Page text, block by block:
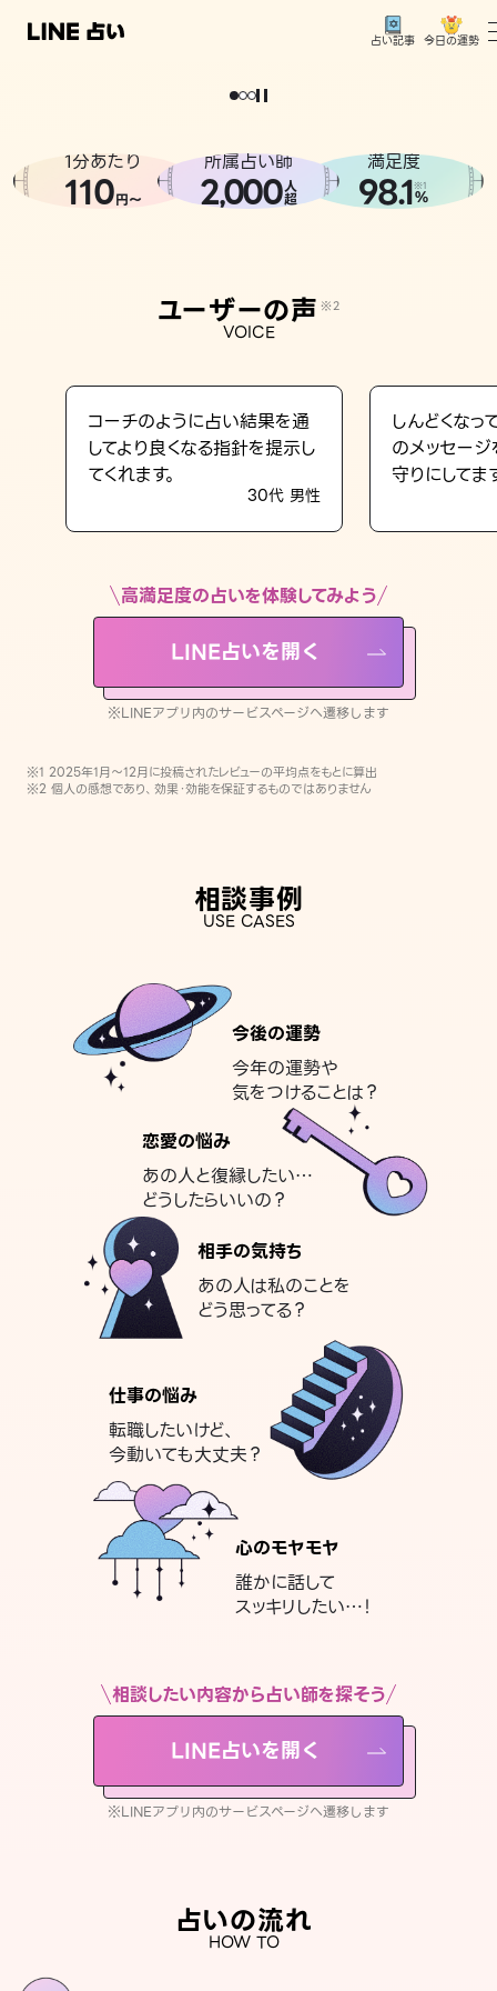
占い記事 今日の運勢
相談事例
LINE占いを開く
※LINEアプリ内のサービスページへ遷移します
どうせなら
。
1分あたり
110円〜
所属占い師
2,000人
超
満足度
98.1※1
%
ユーザーの声 ※2
VOICE
コーチのように占い結果を通
してより良くなる指針を提示し
てくれます。
30代 男性
しんどくなっ
のメッセー
守りにしてま
高満足度の占いを体験してみよう
LINE占いを開く
※LINEアプリ内のサービスページへ遷移します
※1 2025年1月〜12月に投稿されたレビューの平均点をもとに算出
※2 個人の感想であり、効果・効能を保証するものではありません
相談事例
USE CASES
今後の運勢
今年の運勢や
気をつけることは？
恋愛の悩み
あの人と復縁したい…
どうしたらいいの？
相手の気持ち
あの人は私のことを
どう思ってる？
仕事の悩み
転職したいけど、
今動いても大丈夫？
心のモヤモヤ
誰かに話して
スッキリしたい…！
相談したい内容から占い師を探そう
LINE占いを開く
※LINEアプリ内のサービスページへ遷移します
占いの流れ
HOW TO